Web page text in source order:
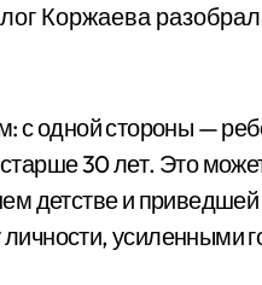
с одной стороны —
30 лет. Это
детстве и
усиленными